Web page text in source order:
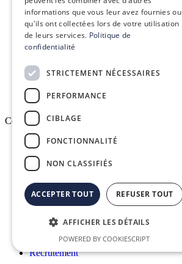
Formation réglementaire
Formation aux logiciels
Services d’infogérance
Conex
Qui sommes-nous ?
Nos engagements
Le groupe Conex
Recrutement
informations que vous leur avez fournies ou
qu'ils ont collectées lors de votre utilisation
de leurs services. Politique de
confidentialité
STRICTEMENT NÉCESSAIRES
PERFORMANCE
CIBLAGE
FONCTIONNALITÉ
NON CLASSIFIÉS
ACCEPTER TOUT REFUSER TOUT
AFFICHER LES DÉTAILS
POWERED BY COOKIESCRIPT